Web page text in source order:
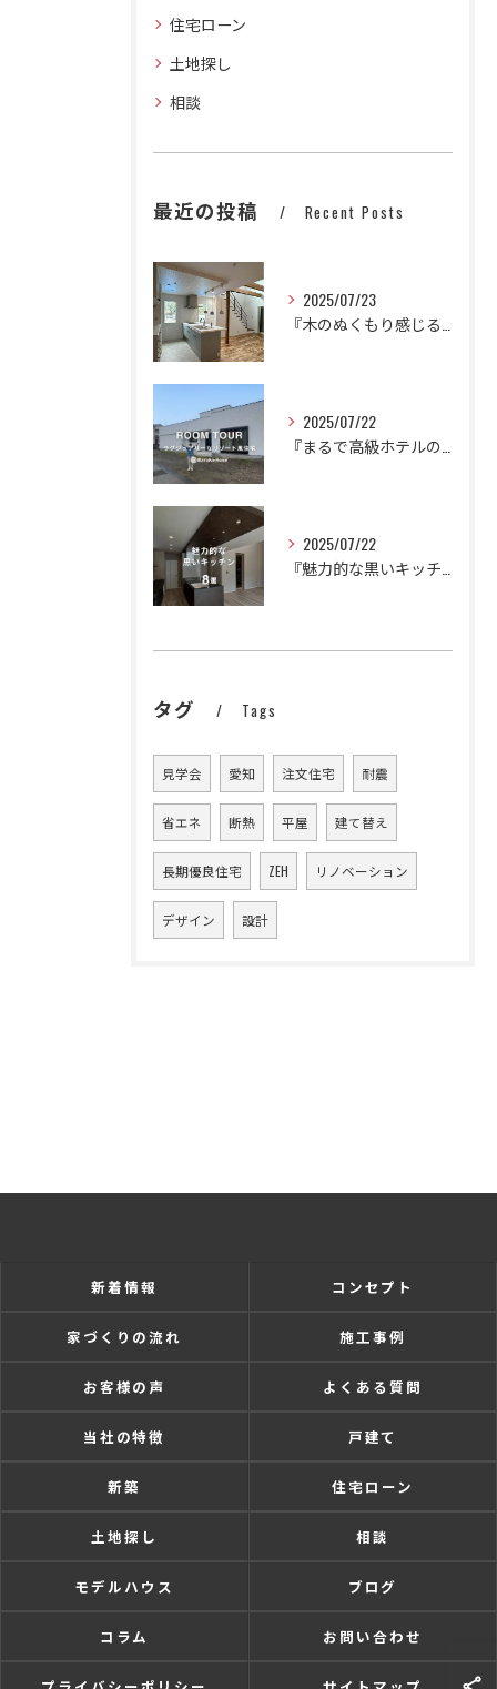
住宅ローン
土地探し
相談
最近の投稿 Recent Posts
2025/07/23
2025/07/22
2025/07/22
タグ Tags
見学会 愛知 注文住宅 耐震
省エネ 断熱 平屋 建て替え
長期優良住宅 ZEH リノベーション
デザイン 設計
新着情報 コンセプト
家づくりの流れ 施工事例
お客様の声 よくある質問
当社の特徴 戸建て
新築 住宅ローン
土地探し 相談
モデルハウス ブログ
コラム お問い合わせ